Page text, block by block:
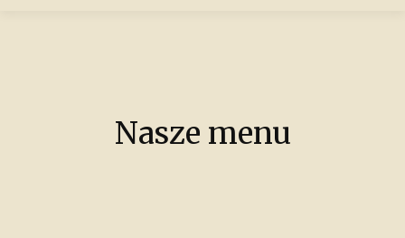
Nasze menu